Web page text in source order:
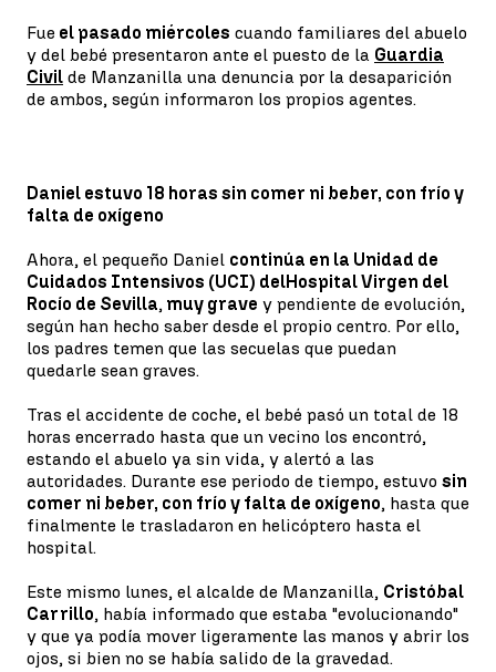
Fue el pasado miércoles cuando familiares del abuelo
y del bebé presentaron ante el puesto de la Guardia
Civil de Manzanilla una denuncia por la desaparición
de ambos, según informaron los propios agentes.
Daniel estuvo 18 horas sin comer ni beber, con frío y
falta de oxígeno
Ahora, el pequeño Daniel continúa en la Unidad de
Cuidados Intensivos (UCI) delHospital Virgen del
Rocío de Sevilla, muy grave y pendiente de evolución,
según han hecho saber desde el propio centro. Por ello,
los padres temen que las secuelas que puedan
quedarle sean graves.
Tras el accidente de coche, el bebé pasó un total de 18
horas encerrado hasta que un vecino los encontró,
estando el abuelo ya sin vida, y alertó a las
autoridades. Durante ese periodo de tiempo, estuvo sin
comer ni beber, con frío y falta de oxígeno, hasta que
finalmente le trasladaron en helicóptero hasta el
hospital.
Este mismo lunes, el alcalde de Manzanilla, Cristóbal
Carrillo, había informado que estaba "evolucionando"
y que ya podía mover ligeramente las manos y abrir los
ojos, si bien no se había salido de la gravedad.